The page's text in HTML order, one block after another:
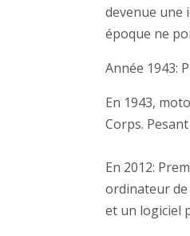
devenue une
époque ne
Année 1943:
En 1943,
Corps.
En 2012:
ordinateur
et un logiciel